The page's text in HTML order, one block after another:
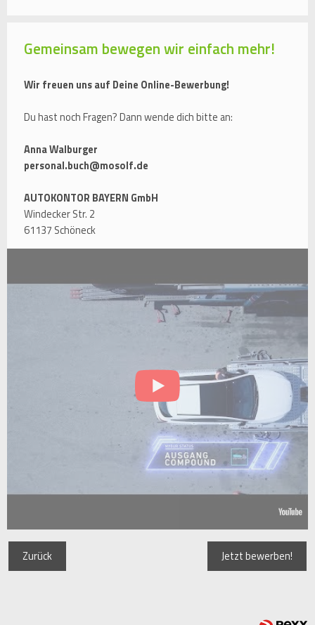
Gemeinsam bewegen wir einfach mehr!
Wir freuen uns auf Deine Online-Bewerbung!
Du hast noch Fragen? Dann wende dich bitte an:
Anna Walburger
personal.buch@mosolf.de
AUTOKONTOR BAYERN GmbH
Windecker Str. 2
61137 Schöneck
Zurück Jetzt bewerben!